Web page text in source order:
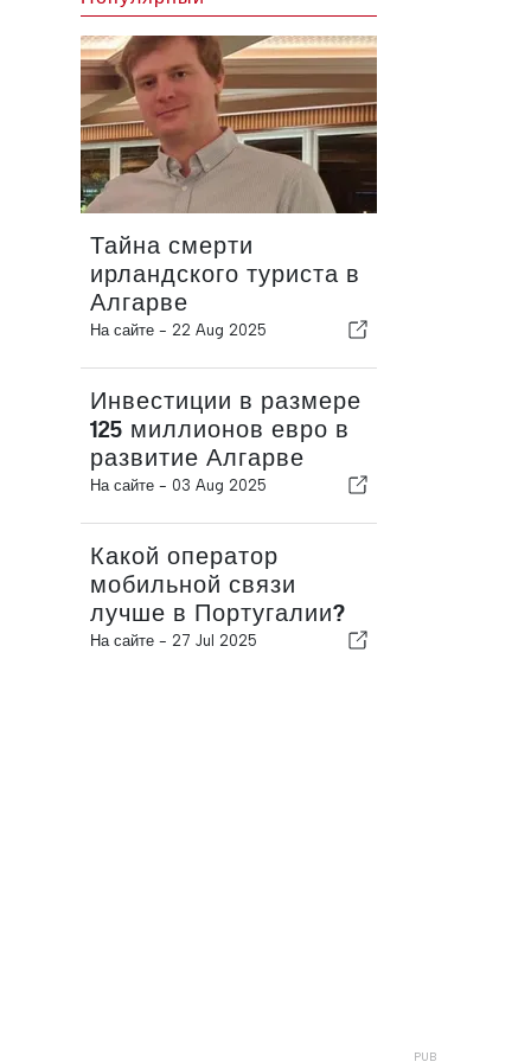
Тайна смерти
ирландского туриста в
Алгарве
На сайте - 22 Aug 2025
Инвестиции в размере
125 миллионов евро в
развитие Алгарве
На сайте - 03 Aug 2025
Какой оператор
мобильной связи
лучше в Португалии?
На сайте - 27 Jul 2025